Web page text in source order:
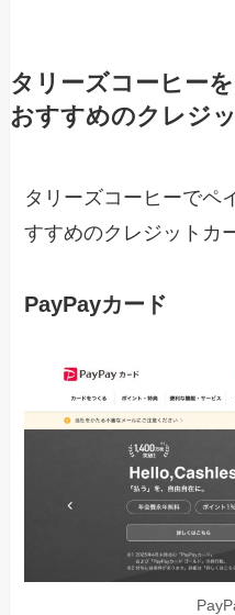
タリーズコーヒー
おすすめのクレジ
タリーズコーヒーでペ
すすめのクレジットカ
PayPayカード